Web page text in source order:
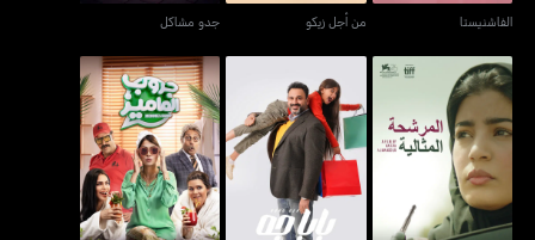
الفاشنيستا من أجل زيكو جدو مشاكل
المرشحة المثالية جروب الماميز